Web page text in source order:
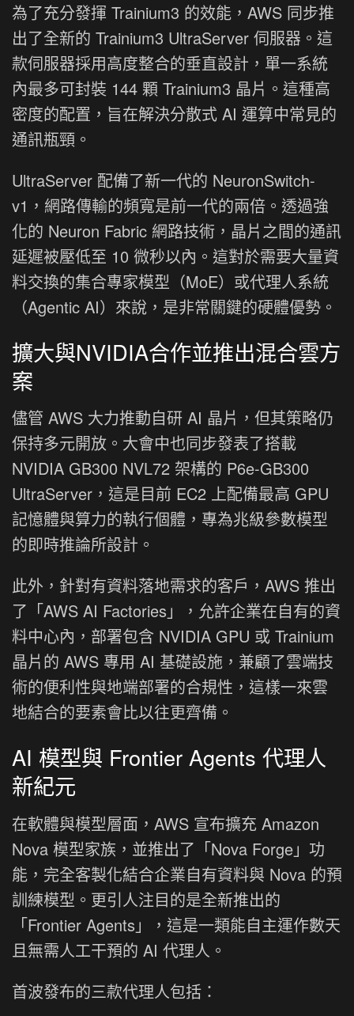
為了充分發揮 Trainium3 的效能，AWS 同步推
出了全新的 Trainium3 UltraServer 伺服器。這
款伺服器採用高度整合的垂直設計，單一系統
內最多可封裝 144 顆 Trainium3 晶片。這種高
密度的配置，旨在解決分散式 AI 運算中常見的
通訊瓶頸。
UltraServer 配備了新一代的 NeuronSwitch-
v1，網路傳輸的頻寬是前一代的兩倍。透過強
化的 Neuron Fabric 網路技術，晶片之間的通訊
延遲被壓低至 10 微秒以內。這對於需要大量資
料交換的集合專家模型（MoE）或代理人系統
（Agentic AI）來說，是非常關鍵的硬體優勢。
擴大與NVIDIA合作並推出混合雲方
案
儘管 AWS 大力推動自研 AI 晶片，但其策略仍
保持多元開放。大會中也同步發表了搭載
NVIDIA GB300 NVL72 架構的 P6e-GB300
UltraServer，這是目前 EC2 上配備最高 GPU
記憶體與算力的執行個體，專為兆級參數模型
的即時推論所設計。
此外，針對有資料落地需求的客戶，AWS 推出
了「AWS AI Factories」，允許企業在自有的資
料中心內，部署包含 NVIDIA GPU 或 Trainium
晶片的 AWS 專用 AI 基礎設施，兼顧了雲端技
術的便利性與地端部署的合規性，這樣一來雲
地結合的要素會比以往更齊備。
AI 模型與 Frontier Agents 代理人
新紀元
在軟體與模型層面，AWS 宣布擴充 Amazon
Nova 模型家族，並推出了「Nova Forge」功
能，完全客製化結合企業自有資料與 Nova 的預
訓練模型。更引人注目的是全新推出的
「Frontier Agents」，這是一類能自主運作數天
且無需人工干預的 AI 代理人。
首波發布的三款代理人包括：